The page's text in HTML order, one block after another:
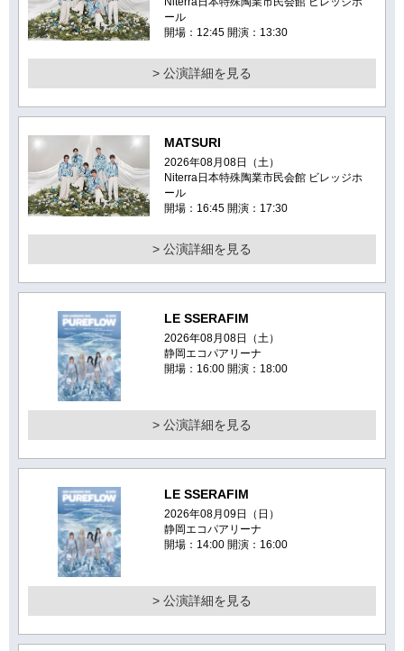
ール
開場：12:45 開演：13:30
> 公演詳細を見る
MATSURI
2026年08月08日（土）
Niterra日本特殊陶業市民会館 ビレッジホ
ール
開場：16:45 開演：17:30
> 公演詳細を見る
LE SSERAFIM
2026年08月08日（土）
静岡エコパアリーナ
開場：16:00 開演：18:00
> 公演詳細を見る
LE SSERAFIM
2026年08月09日（日）
静岡エコパアリーナ
開場：14:00 開演：16:00
> 公演詳細を見る